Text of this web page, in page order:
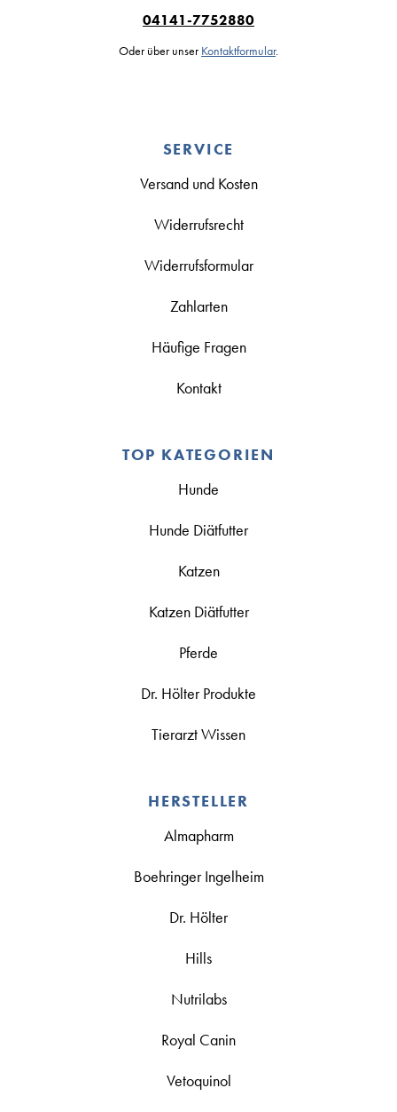
04141-7752880
Oder über unser Kontaktformular.
SERVICE
Versand und Kosten
Widerrufsrecht
Widerrufsformular
Zahlarten
Häufige Fragen
Kontakt
TOP KATEGORIEN
Hunde
Hunde Diätfutter
Katzen
Katzen Diätfutter
Pferde
Dr. Hölter Produkte
Tierarzt Wissen
HERSTELLER
Almapharm
Boehringer Ingelheim
Dr. Hölter
Hills
Nutrilabs
Royal Canin
Vetoquinol